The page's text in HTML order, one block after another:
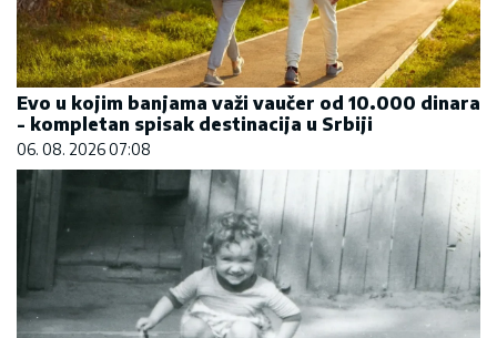
Evo u kojim banjama važi vaučer od 10.000 dinara
- kompletan spisak destinacija u Srbiji
06. 08. 2026 07:08